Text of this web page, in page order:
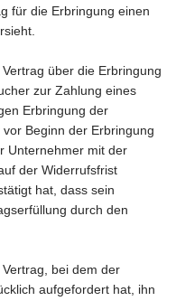
für die Erbringung einen
über die Erbringung
zur Zahlung eines
Erbringung der
Beginn der Erbringung
Unternehmer mit der
der Widerrufsfrist
hat, dass sein
durch den
bei dem der
aufgefordert hat, ihn